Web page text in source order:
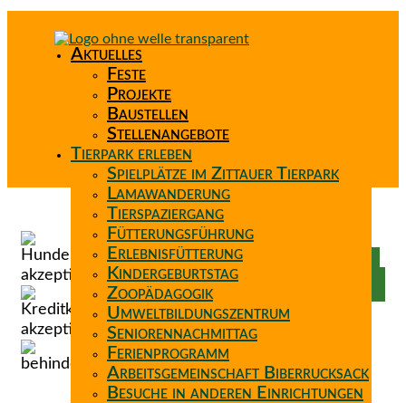
Aktuelles
Feste
Projekte
Baustellen
Stellenangebote
Tierpark erleben
Spielplätze im Zittauer Tierpark
Lamawanderung
Tierspaziergang
Fütterungsführung
Erlebnisfütterung
Kindergeburtstag
Zoopädagogik
Umweltbildungszentrum
Seniorennachmittag
Ferienprogramm
Arbeitsgemeinschaft Biberrucksack
Besuche in anderen Einrichtungen